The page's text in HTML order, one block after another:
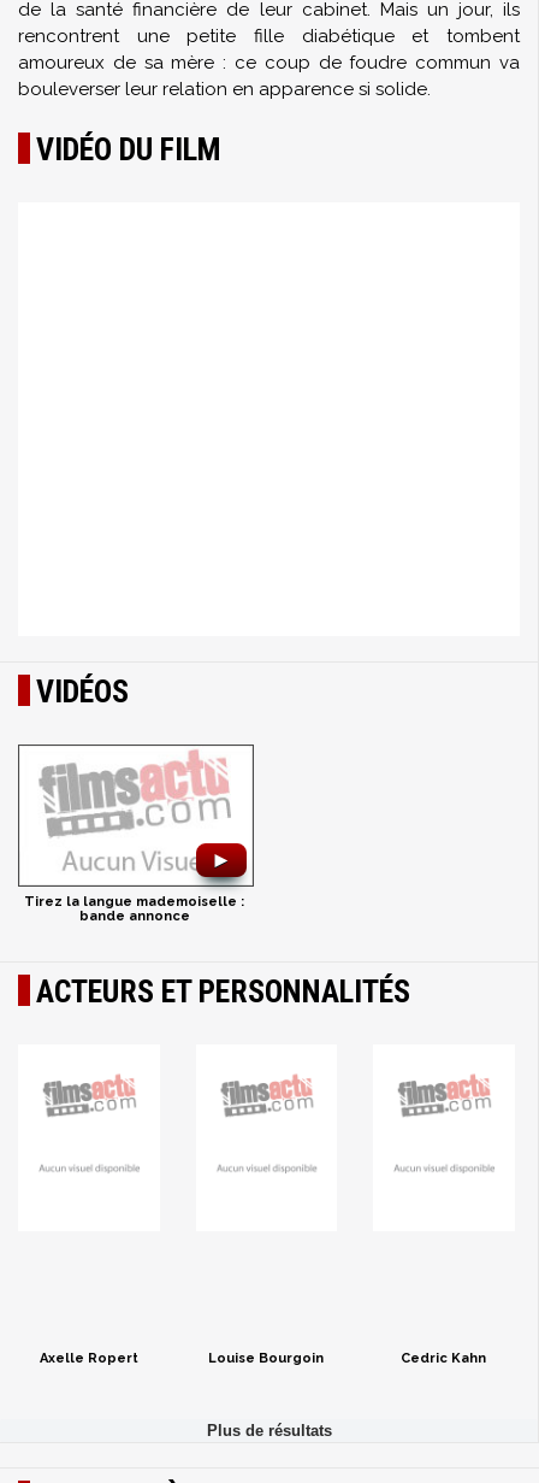
de la santé financière de leur cabinet. Mais un jour, ils
rencontrent une petite fille diabétique et tombent
amoureux de sa mère : ce coup de foudre commun va
bouleverser leur relation en apparence si solide.
VIDÉO DU FILM
VIDÉOS
►
Tirez la langue mademoiselle :
bande annonce
ACTEURS ET PERSONNALITÉS
Axelle Ropert Louise Bourgoin Cedric Kahn